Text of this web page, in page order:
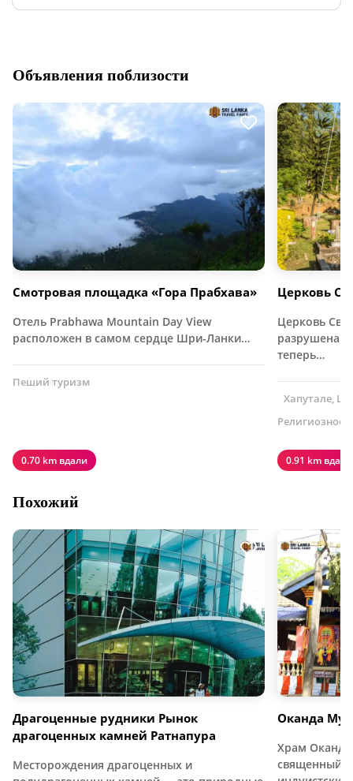
Объявления поблизости
Смотровая площадка «Гора Прабхава»
Отель Prabhawa Mountain Day View
расположен в самом сердце Шри-Ланки…
Пеший туризм
0.70 km вдали
Церковь
Церковь
разрушена
теперь…
Хапутале,
Религиозное
0.91 km вдали
Похожий
Драгоценные рудники Рынок
драгоценных камней Ратнапура
Месторождения драгоценных и
Оканда
Храм
священный